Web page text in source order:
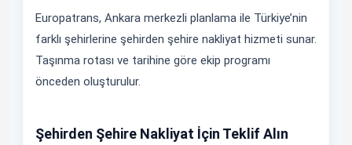
Europatrans, Ankara merkezli planlama ile Türkiye’nin
farklı şehirlerine şehirden şehire nakliyat hizmeti sunar.
Taşınma rotası ve tarihine göre ekip programı
önceden oluşturulur.
Şehirden Şehire Nakliyat İçin Teklif Alın